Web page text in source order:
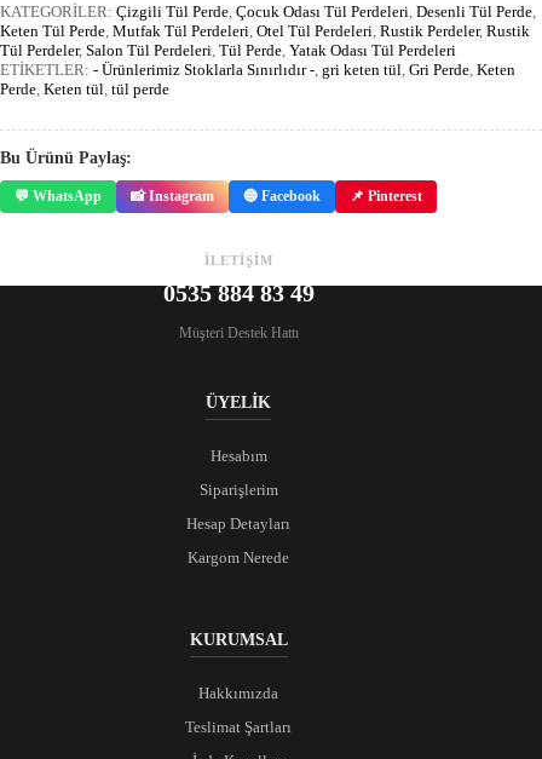
KATEGORİLER: Çizgili Tül Perde Çocuk Odası Tül Perdeleri Desenli Tül Perde
Keten Tül Perde Mutfak Tül Perdeleri Otel Tül Perdeleri Rustik Perdeler, Rustik
Tül Perdeler, Salon Tül Perdeleri Tül Perde Yatak Odası Tül Perdeleri
ETİKETLER: - Ürünlerimiz Stoklarla Sınırlıdır - gri keten tül Gri Perde Keten
Perde Keten tül tül perde
Bu Ürünü Paylaş:
💬 WhatsApp 📸 Instagram 🔵 Facebook 📌 Pinterest
İLETİŞİM
0535 884 83 49
Müşteri Destek Hattı
ÜYELİK
Hesabım
Siparişlerim
Hesap Detayları
Kargom Nerede
KURUMSAL
Hakkımızda
Teslimat Şartları